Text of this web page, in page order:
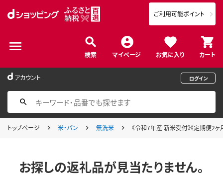
検索 マイページ お気に入り カート
ご利用可能ポイント
アカウント ログイン
トップページ 米・パン 無洗米 《令和7年産 新米受付》《定期便2
お探しの返礼品が見当たりません。